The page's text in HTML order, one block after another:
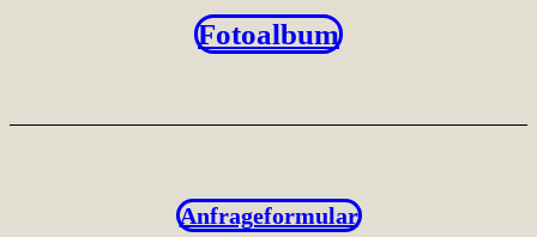
Fotoalbum
Anfrageformular